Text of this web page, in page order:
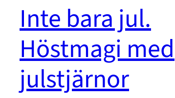
Inte bara jul.
Höstmagi med
julstjärnor